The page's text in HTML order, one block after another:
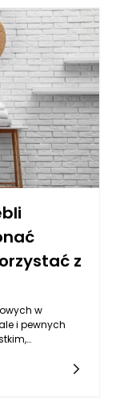
tych
żele do
w jakim stopniu
z
w
i pewnych
Budżet,